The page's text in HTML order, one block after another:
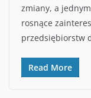
zmiany, a
rosnące
przedsiębiorstw
Read More